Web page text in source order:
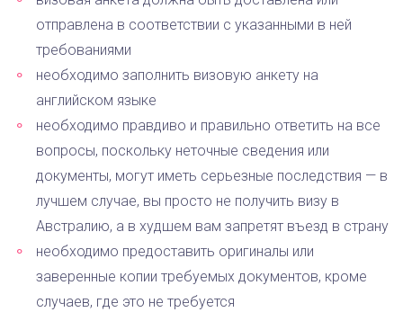
отправлена в соответствии с указанными в ней
требованиями
необходимо заполнить визовую анкету на
английском языке
необходимо правдиво и правильно ответить на все
вопросы, поскольку неточные сведения или
документы, могут иметь серьезные последствия — в
лучшем случае, вы просто не получить визу в
Австралию, а в худшем вам запретят въезд в страну
необходимо предоставить оригиналы или
заверенные копии требуемых документов, кроме
случаев, где это не требуется